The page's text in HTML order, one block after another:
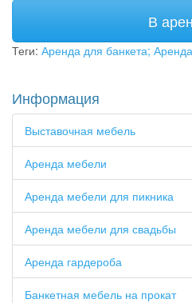
В
Теги: Аренда для банкета;
Информация
Выставочная мебель
Аренда мебели
Аренда мебели для пикника
Аренда мебели для свадьбы
Аренда гардероба
Банкетная мебель на прокат